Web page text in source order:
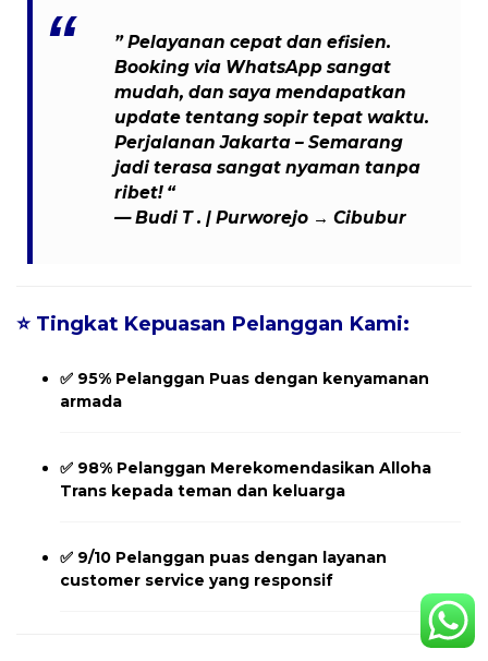
” Pelayanan cepat dan efisien.
Booking via WhatsApp sangat
mudah, dan saya mendapatkan
update tentang sopir tepat waktu.
Perjalanan Jakarta – Semarang
jadi terasa sangat nyaman tanpa
ribet! “
—Budi T . | Purworejo → Cibubur
⭐ Tingkat Kepuasan Pelanggan Kami:
✅ 95% Pelanggan Puas dengan kenyamanan
armada
✅ 98% Pelanggan Merekomendasikan Alloha
Trans kepada teman dan keluarga
✅ 9/10 Pelanggan puas dengan layanan
customer service yang responsif